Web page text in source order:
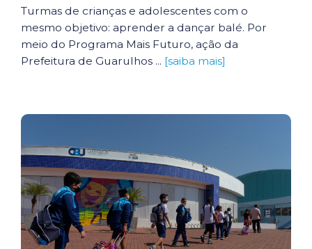
Turmas de crianças e adolescentes com o
mesmo objetivo: aprender a dançar balé. Por
meio do Programa Mais Futuro, ação da
Prefeitura de Guarulhos ... [saiba mais]